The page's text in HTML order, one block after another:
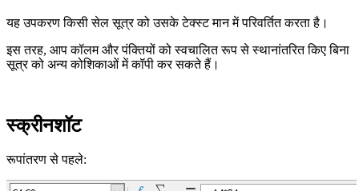
यह उपकरण किसी सेल सूत्र को उसके टेक्स्ट मान में परिवर्तित करता है।
इस तरह, आप कॉलम और पंक्तियों को स्वचालित रूप से स्थानांतरित किए बिना
सूत्र को अन्य कोशिकाओं में कॉपी कर सकते हैं।
स्क्रीनशॉट
रूपांतरण से पहले: